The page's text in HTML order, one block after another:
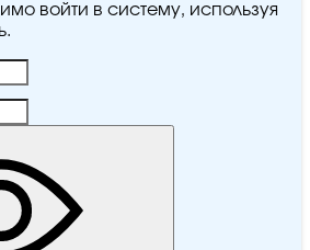
войти в систему, используя